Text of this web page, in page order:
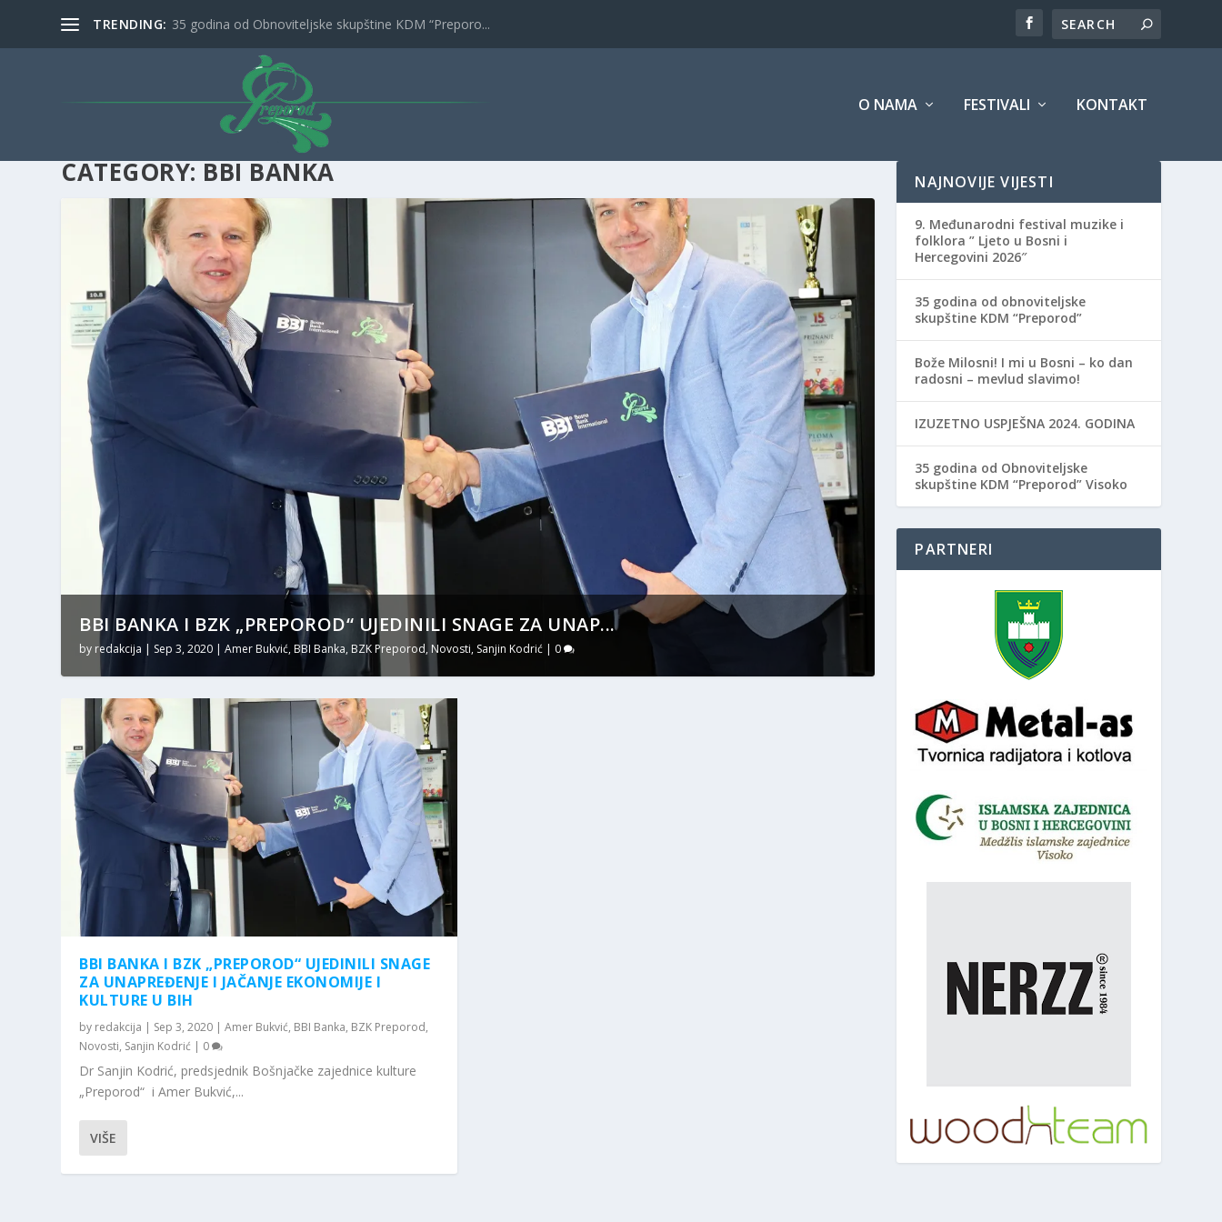
TRENDING: 35 godina od Obnoviteljske skupštine KDM “Preporo...
O NAMA FESTIVALI KONTAKT
CATEGORY: BBI BANKA
BBI BANKA I BZK „PREPOROD“ UJEDINILI SNAGE ZA UNAP...
by redakcija Sep 3, 2020 |Amer Bukvić,BBI Banka, BZK Preporod, Novosti, Sanjin Kodrić 0
BBI BANKA I BZK „PREPOROD“ UJEDINILI SNAGE
ZA UNAPREĐENJE I JAČANJE EKONOMIJE I
KULTURE U BIH
by redakcija | Sep 3, 2020 |Amer Bukvić, BBI Banka, BZK Preporod,
Novosti, Sanjin Kodrić | 0
Dr Sanjin Kodrić, predsjednik Bošnjačke zajednice kulture
„Preporod“ i Amer Bukvić,...
VIŠE
NAJNOVIJE VIJESTI
9. Međunarodni festival muzike i
folklora ” Ljeto u Bosni i
Hercegovini 2026″
35 godina od obnoviteljske
skupštine KDM “Preporod”
Bože Milosni! I mi u Bosni – ko dan
radosni – mevlud slavimo!
IZUZETNO USPJEŠNA 2024. GODINA
35 godina od Obnoviteljske
skupštine KDM “Preporod” Visoko
PARTNERI